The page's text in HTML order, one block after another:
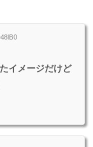
イメージだけど